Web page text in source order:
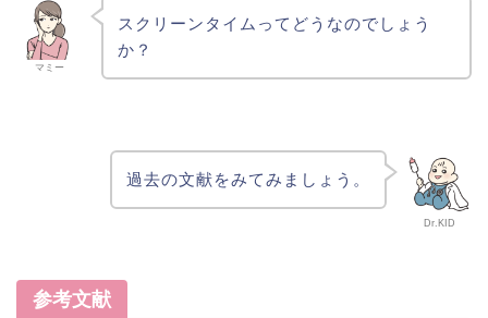
マミー
スクリーンタイムってどうなのでしょう
か？
Dr.KID
過去の文献をみてみましょう。
参考文献